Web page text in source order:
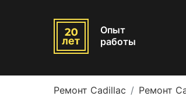
Опыт
работы
Ремонт Cadillac Ремонт